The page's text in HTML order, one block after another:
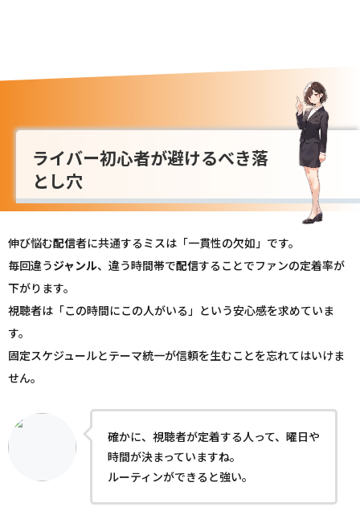
ライバー初心者が避けるべき落
とし穴
伸び悩む配信者に共通するミスは「一貫性の欠如」です。
毎回違うジャンル、違う時間帯で配信することでファンの定着率が
下がります。
視聴者は「この時間にこの人がいる」という安心感を求めていま
す。
固定スケジュールとテーマ統一が信頼を生むことを忘れてはいけま
せん。
確かに、視聴者が定着する人って、曜日や
時間が決まっていますね。
ルーティンができると強い。